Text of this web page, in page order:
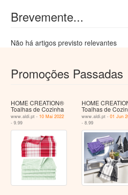
Brevemente...
Não há artigos previsto relevantes
Promoções Passadas
HOME CREATION®
Toalhas de Cozinha
www.aldi.pt - 10 Mai 2022
- 9.99
HOME
Toalhas de
www.aldi.pt - 01 Jun
- 8.99